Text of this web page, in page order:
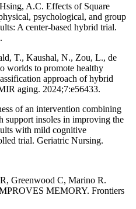
A.C. Effects of Square
psychological, and group
A center-based hybrid trial.
T., Kaushal, N., Zou, L., de
worlds to promote healthy
approach of hybrid
aging. 2024;7:e56433.
of an intervention combining
support insoles in improving the
with mild cognitive
trial. Geriatric Nursing.
Greenwood C, Marino R.
MEMORY. Frontiers